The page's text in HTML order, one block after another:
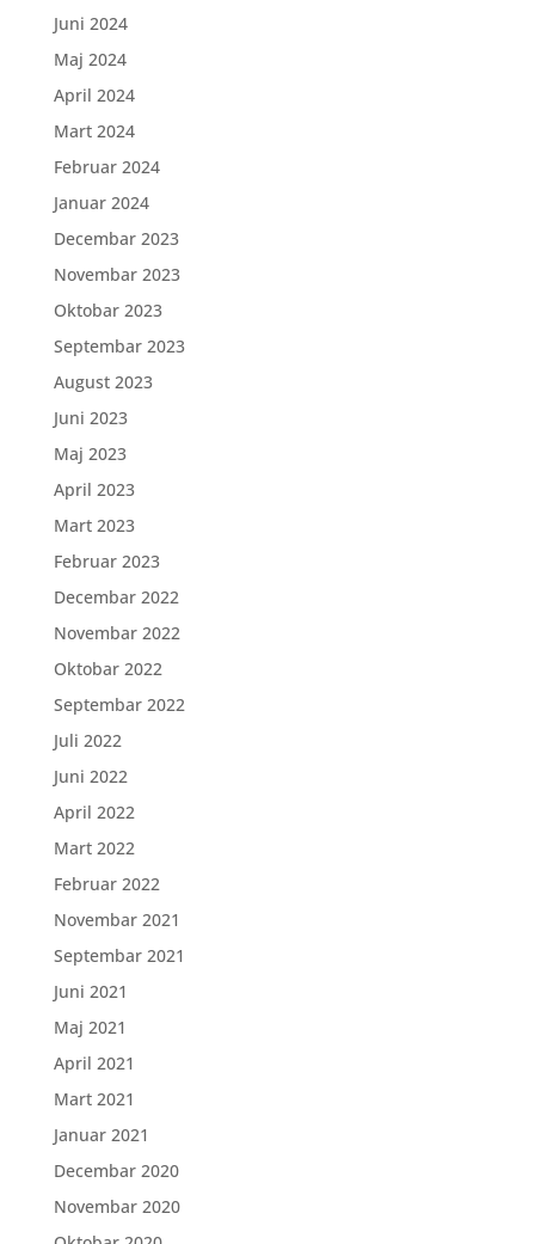
Juni 2024
Maj 2024
April 2024
Mart 2024
Februar 2024
Januar 2024
Decembar 2023
Novembar 2023
Oktobar 2023
Septembar 2023
August 2023
Juni 2023
Maj 2023
April 2023
Mart 2023
Februar 2023
Decembar 2022
Novembar 2022
Oktobar 2022
Septembar 2022
Juli 2022
Juni 2022
April 2022
Mart 2022
Februar 2022
Novembar 2021
Septembar 2021
Juni 2021
Maj 2021
April 2021
Mart 2021
Januar 2021
Decembar 2020
Novembar 2020